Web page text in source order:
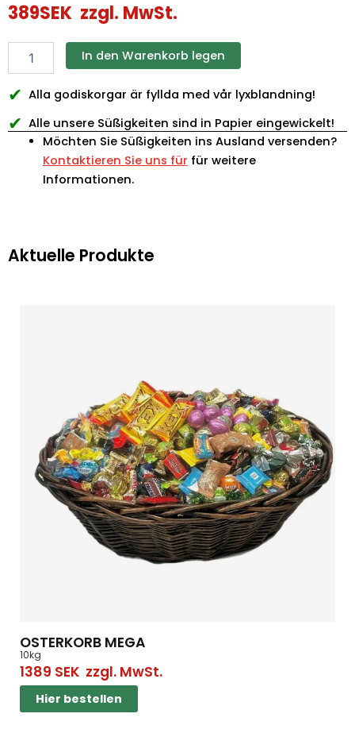
389SEK zzgl. MwSt.
In den Warenkorb legen
✔ Alla godiskorgar är fyllda med vår lyxblandning!
✔ Alle unsere Süßigkeiten sind in Papier eingewickelt!
Möchten Sie Süßigkeiten ins Ausland versenden?
Kontaktieren Sie uns für für weitere
Informationen.
Aktuelle Produkte
OSTERKORB MEGA
10kg
1389 SEKzzgl. MwSt.
Hier bestellen